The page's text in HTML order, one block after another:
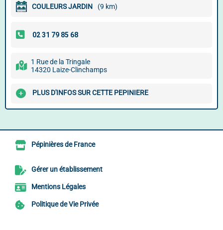
COULEURS JARDIN (9 km)
1 Rue de la Tringale
14320 Laize-Clinchamps
PLUS D'INFOS SUR CETTE PEPINIERE
Pépinières de France
Gérer un établissement
Mentions Légales
Politique de Vie Privée